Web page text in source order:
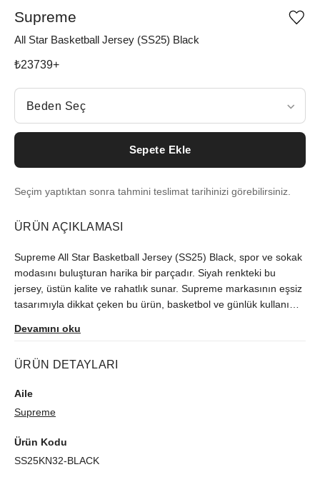
Supreme
All Star Basketball Jersey (SS25) Black
₺23739+
Beden Seç
Beden Seç
Sepete Ekle
Seçim yaptıktan sonra tahmini teslimat tarihinizi görebilirsiniz.
ÜRÜN AÇIKLAMASI
Supreme All Star Basketball Jersey (SS25) Black, spor ve sokak
modasını buluşturan harika bir parçadır. Siyah renkteki bu
jersey, üstün kalite ve rahatlık sunar. Supreme markasının eşsiz
tasarımıyla dikkat çeken bu ürün, basketbol ve günlük kullanım
olmak için mükemmel bir seçimdir. Supreme All Star Basketball
Devamını oku
ÜRÜN DETAYLARI
Aile
Supreme
Ürün Kodu
SS25KN32-BLACK